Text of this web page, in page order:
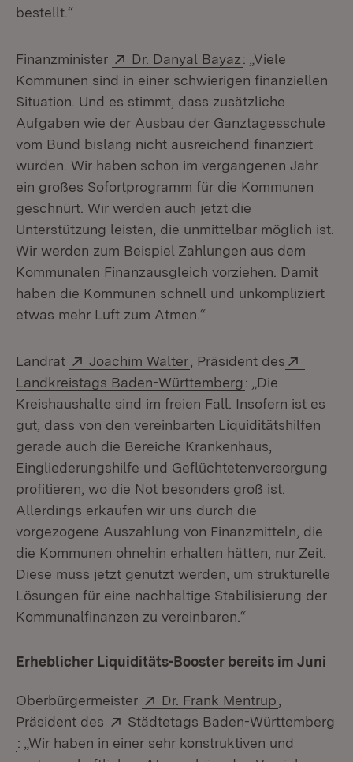
bestellt.“
Finanzminister Extern:
Dr. Danyal Bayaz(Öffnet in
: „Viele
Kommunen sind in einer schwierigen finanziellen
Situation. Und es stimmt, dass zusätzliche
Aufgaben wie der Ausbau der Ganztagesschule
vom Bund bislang nicht ausreichend finanziert
wurden. Wir haben schon im vergangenen Jahr
ein großes Sofortprogramm für die Kommunen
geschnürt. Wir werden auch jetzt die
Unterstützung leisten, die unmittelbar möglich ist.
Wir werden zum Beispiel Zahlungen aus dem
Kommunalen Finanzausgleich vorziehen. Damit
haben die Kommunen schnell und unkompliziert
etwas mehr Luft zum Atmen.“
Landrat Extern:
Joachim Walter (Öffnet in neuem
, Präsident des
Landkreistags Baden-Württemberg(Öffnet in
: „Die
Kreishaushalte sind im freien Fall. Insofern ist es
gut, dass von den vereinbarten Liquiditätshilfen
gerade auch die Bereiche Krankenhaus,
Eingliederungshilfe und Geflüchtetenversorgung
profitieren, wo die Not besonders groß ist.
Allerdings erkaufen wir uns durch die
vorgezogene Auszahlung von Finanzmitteln, die
die Kommunen ohnehin erhalten hätten, nur Zeit.
Diese muss jetzt genutzt werden, um strukturelle
Lösungen für eine nachhaltige Stabilisierung der
Kommunalfinanzen zu vereinbaren.“
Erheblicher Liquiditäts-Booster bereits im Juni
Oberbürgermeister Extern:
Dr. Frank Mentrup
Präsident des
Extern:
Städtetags Baden-Württemberg
(Öffnet in neuem Fenster)
: „Wir haben in einer sehr konstruktiven und